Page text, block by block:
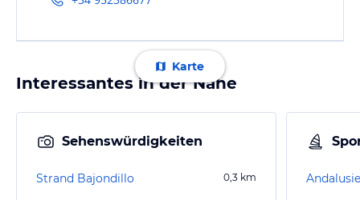
Karte
Interessantes in der Nähe
Sehenswürdigkeiten
Strand Bajondillo 0,3 km